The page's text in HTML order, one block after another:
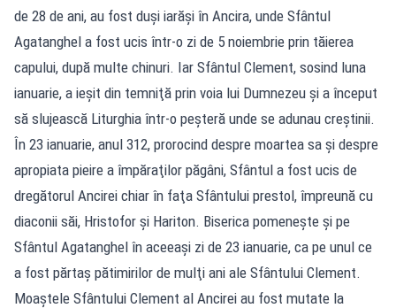
de 28 de ani, au fost duşi iarăşi în Ancira, unde Sfântul
Agatanghel a fost ucis într-o zi de 5 noiembrie prin tăierea
capului, după multe chinuri. Iar Sfântul Clement, sosind luna
ianuarie, a ieşit din temniţă prin voia lui Dumnezeu şi a început
să slujească Liturghia într-o peşteră unde se adunau creştinii.
În 23 ianuarie, anul 312, prorocind despre moartea sa şi despre
apropiata pieire a împăraţilor păgâni, Sfântul a fost ucis de
dregătorul Ancirei chiar în faţa Sfântului prestol, împreună cu
diaconii săi, Hristofor şi Hariton. Biserica pomeneşte şi pe
Sfântul Agatanghel în aceeaşi zi de 23 ianuarie, ca pe unul ce
a fost părtaş pătimirilor de mulţi ani ale Sfântului Clement.
Moaştele Sfântului Clement al Ancirei au fost mutate la